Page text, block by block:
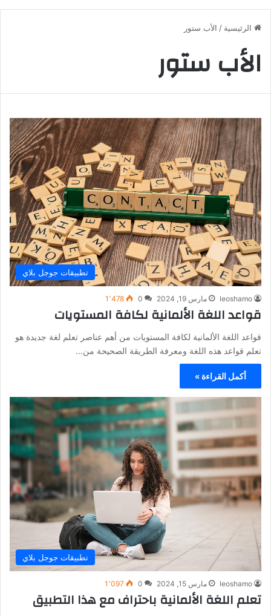
الرئيسية / الأب ستور
الأب ستور
تطبيقات جوجل بلاي
leoshamo مارس 19, 2024 0 1٬478
قواعد اللغة الألمانية لكافة المستويات
قواعد اللغة الألمانية لكافة المستويات من أهم عناصر تعلم لغة جديدة هو
تعلم قواعد هذه اللغة ومعرفة الطريقة الصحيحة من…
أكمل القراءة »
تطبيقات جوجل بلاي
leoshamo مارس 15, 2024 0 1٬097
تعلم اللغة الألمانية باحتراف مع هذا التطبيق